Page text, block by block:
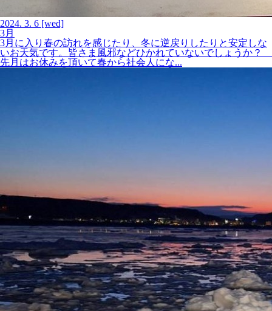
2024. 3. 6 [wed]
3月
3月に入り春の訪れを感じたり、冬に逆戻りしたりと安定しな
いお天気です。皆さま風邪などひかれていないでしょうか？
先月はお休みを頂いて春から社会人にな...